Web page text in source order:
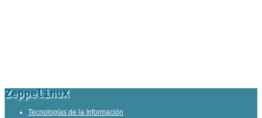
ZeppelinuX
Tecnologías de la Información